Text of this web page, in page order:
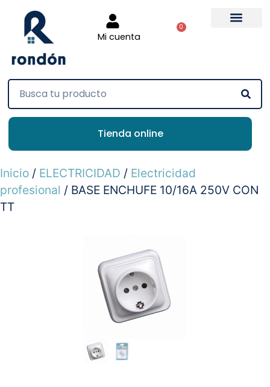
Mi cuenta
0
Tienda online
Inicio / ELECTRICIDAD / Electricidad
profesional / BASE ENCHUFE 10/16A 250V CON
TT